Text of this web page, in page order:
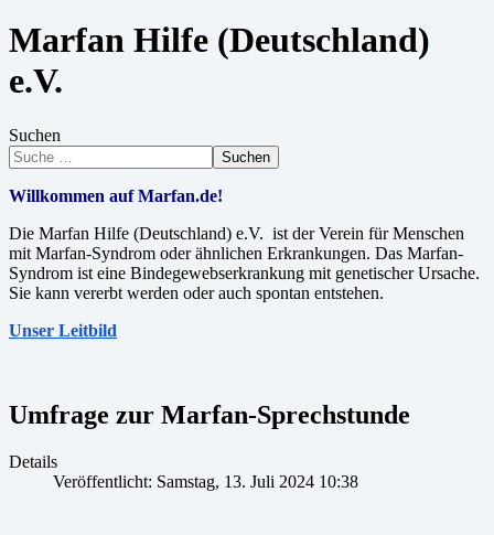
Marfan Hilfe (Deutschland)
e.V.
Suchen
Suchen
Willkommen auf Marfan.de!
Die Marfan Hilfe (Deutschland) e.V. ist der Verein für Menschen
mit Marfan-Syndrom oder ähnlichen Erkrankungen. Das Marfan-
Syndrom ist eine Bindegewebserkrankung mit genetischer Ursache.
Sie kann vererbt werden oder auch spontan entstehen.
Unser Leitbild
Umfrage zur Marfan-Sprechstunde
Details
Veröffentlicht: Samstag, 13. Juli 2024 10:38